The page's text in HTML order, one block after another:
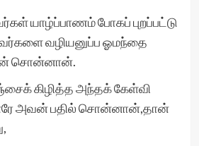
யாழ்ப்பாணம் போகப் புறப்பட்டு
வழியனுப்ப ஓமந்தை
சொன்னான்.
கிழித்த அந்தக் கேள்வி
அவன் பதில் சொன்னான்,தான்